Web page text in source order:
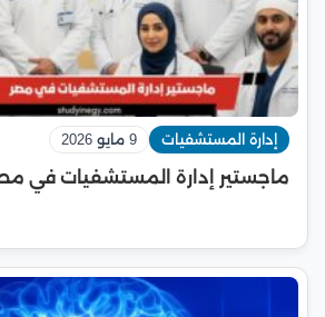
إدارة المستشفيات 9 مايو 2026
ماجستير إدارة المستشفيات في